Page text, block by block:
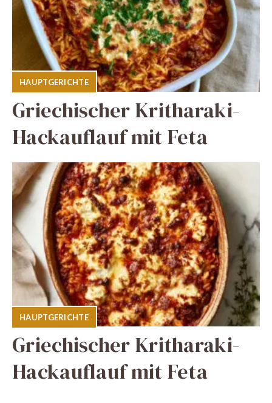
HAUPTGERICHTE
Griechischer Kritharaki-
Hackauflauf mit Feta
HAUPTGERICHTE
Griechischer Kritharaki-
Hackauflauf mit Feta